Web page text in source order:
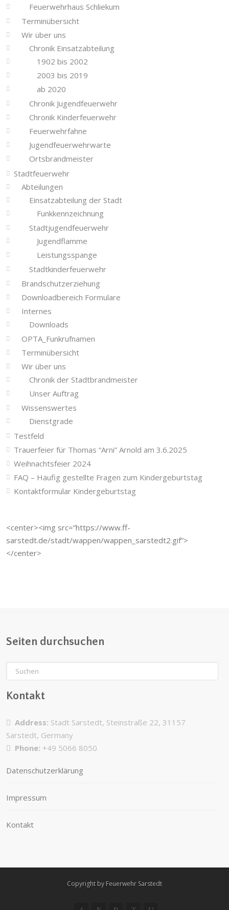
Feuerwehrhaus Schliekum
Terminübersicht
Wir über uns
Chronik Einsatzabteilung
1902 bis 2002
2003 bis 2019
ab 2020
Chronik Jugendfeuerwehr
Chronik Kinderfeuerwehr
Feuerwehrfahne
Jugendfeuerwehrwarte
Ortsbrandmeister
Stadtfeuerwehr
Abteilungen
Einsatzabteilung der Stadt
Funkkennzeichnung
Stadtjugendfeuerwehr
Jugendflamme
Leistungsspange
Stadtkinderfeuerwehr
Brandschutzerziehung
Downloadbereich Formulare
Internes
Downloads
OPTA_Funkrufnamen
Terminübersicht
Wir über uns
Chronik der Stadtbrandmeister
Unser Auftrag
Wissenswertes
Dienstgrade
Testfeld
Trauerfeier für Thomas “Arni” Arnold am 3.6.2025
Weihnachtsfeier 2024
FAQ – Häufig gestellte Fragen zum Kindergeburtstag
Kontaktformular Kindergeburtstag
<center><img src=”https://www.ff-
sarstedt.de/stadt/wappen/wappen_sarstedt2.gif”>
</center>
Seiten durchsuchen
Kontakt
Address: Stadt Sarstedt, Steinstraße 22, 31157
Sarstedt, Germany
Phone: +49 5066 8050
Datenschutzerklärung
Impressum
Kontakt
Copyright by Feuerwehr Sarstedt